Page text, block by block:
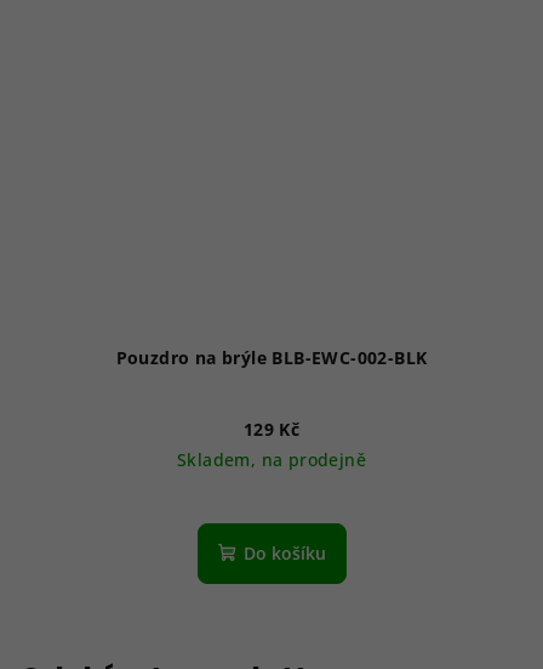
Pouzdro na brýle BLB-EWC-002-BLK
129 Kč
Skladem, na prodejně
Do košíku